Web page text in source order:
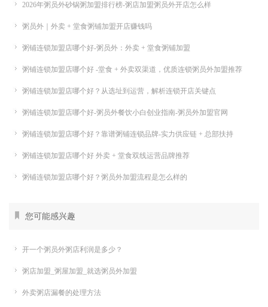
2026年粥员外砂锅粥加盟排行榜-粥店加盟粥员外开店怎么样
粥员外｜外卖 + 堂食粥铺加盟开店赚钱吗
粥铺连锁加盟店哪个好-粥员外：外卖 + 堂食粥铺加盟
粥铺连锁加盟店哪个好 -堂食 + 外卖双渠道，优质连锁粥员外加盟推荐
粥铺连锁加盟店哪个好？从选址到运营，解析连锁开店关键点
粥铺连锁加盟店哪个好-粥员外餐饮小白创业指南-粥员外加盟官网
粥铺连锁加盟店哪个好？靠谱粥铺连锁品牌-实力供应链 + 总部扶持
粥铺连锁加盟店哪个好 外卖 + 堂食双线运营品牌推荐
粥铺连锁加盟店哪个好？粥员外加盟流程是怎么样的
您可能感兴趣
开一个粥员外粥店利润是多少？
粥店加盟_粥屋加盟_就选粥员外加盟
外卖粥店漏餐的处理方法